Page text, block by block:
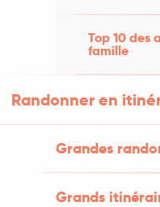
Top 10 des
famille
Randonner en
Grandes
Grands